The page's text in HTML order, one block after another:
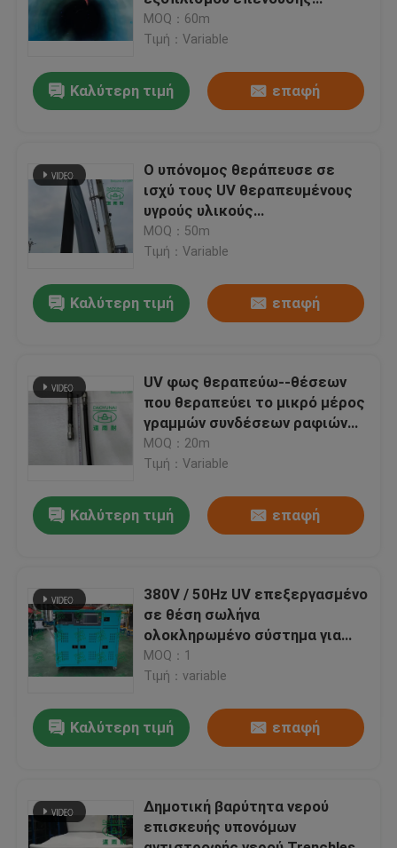
Προϊόντα
Περίπου εμείς
Γύρος εργοστασίων
Μας ελάτε σε επαφή με
Ειδήσεις
Ζητήστε ένα απόσπασμα
UV θεραπευμένο CIPP
σωλήνων CIPP θεραπευμένη
επένδυση σε ισχύ
MOQ：60m
Τιμή：Variable
Καλύτερη τιμή επαφή
Ο υπόνομος θεράπευσε σε
ισχύ τους UV θεραπευμένους
υγρούς υλικούς
ακατέργαστους αναδόχους
σκαφών της γραμμής CIPP
MOQ：50m
Τιμή：Variable
Καλύτερη τιμή επαφή
UV φως θεραπεύω--θέσεων
που θεραπεύει το μικρό μέρος
γραμμών συνδέσεων ραφιών
λαμπτήρων προβολέων
μηχανών εξοπλισμού
MOQ：20m
Τιμή：Variable
Καλύτερη τιμή επαφή
380V / 50Hz UV επεξεργασμένο
σε θέση σωλήνα
ολοκληρωμένο σύστημα για
LED και μπαλκόνια υδραργύρου
MOQ：1
Τιμή：variable
Καλύτερη τιμή επαφή
Δημοτική βαρύτητα νερού
επισκευής υπονόμων